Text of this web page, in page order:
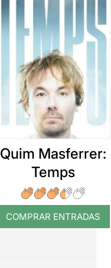
Quim Masferrer:
Temps
COMPRAR ENTRADAS